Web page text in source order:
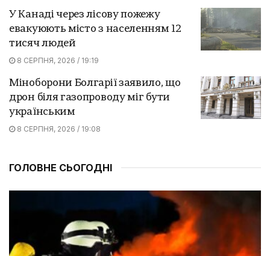
У Канаді через лісову пожежу
евакуюють місто з населенням 12
тисяч людей
8 СЕРПНЯ, 2026 / 19:19
Міноборони Болгарії заявило, що
дрон біля газопроводу міг бути
українським
8 СЕРПНЯ, 2026 / 19:08
ГОЛОВНЕ СЬОГОДНІ